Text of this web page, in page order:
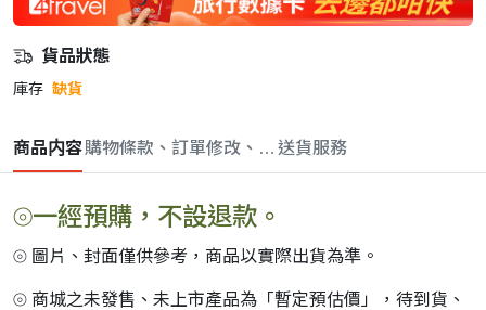
貨品狀態
庫存 缺貨
商品内容購物條款、訂單修改、取消與退款政策
送貨服務
⦾一經預購，不設退款。
⦾ 圖片、封面僅供參考，商品以實際出貨為準。
⦾ 商城之未發售、未上市產品為「暫定預估價」，待到貨、